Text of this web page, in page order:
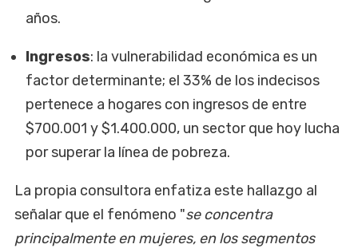
años.
Ingresos: la vulnerabilidad económica es un
factor determinante; el 33% de los indecisos
pertenece a hogares con ingresos de entre
$700.001 y $1.400.000, un sector que hoy lucha
por superar la línea de pobreza.
La propia consultora enfatiza este hallazgo al
señalar que el fenómeno "se concentra
principalmente en mujeres, en los segmentos